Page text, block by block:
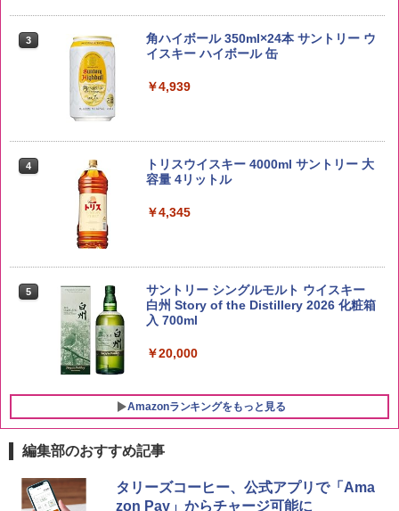
kg 業務用 お米マイスターブレンド
米 5kg
5kg
￥3,274
3
角ハイボール 350ml×24本 サントリー ウ
イスキー ハイボール 缶
￥4,939
4
トリスウイスキー 4000ml サントリー 大
容量 4リットル
￥4,345
5
サントリー シングルモルト ウイスキー
白州 Story of the Distillery 2026 化粧箱
入 700ml
￥20,000
Amazonランキングをもっと見る
1
チキンラーメン どんぶり 85g×12個 日清
食品 インスタント カップ麺
1
[山善] スチームオーブンレンジ 25L 一人
暮らし 二人暮らし フラットテーブル ス
編集部のおすすめ記事
タリーズコーヒー、公式アプリで「Ama
zon Pay」からチャージ可能に